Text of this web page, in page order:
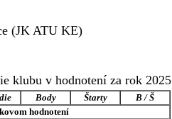
(JK ATU KE)
klubu v hodnotení za rok 2025
Body Štarty
B / Š
hodnotení